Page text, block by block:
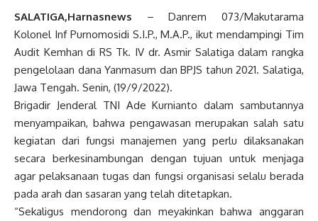
SALATIGA,Harnasnews – Danrem 073/Makutarama
Kolonel Inf Purnomosidi S.I.P., M.A.P., ikut mendampingi Tim
Audit Kemhan di RS Tk. IV dr. Asmir Salatiga dalam rangka
pengelolaan dana Yanmasum dan BPJS tahun 2021. Salatiga,
Jawa Tengah. Senin, (19/9/2022).
Brigadir Jenderal TNI Ade Kurnianto dalam sambutannya
menyampaikan, bahwa pengawasan merupakan salah satu
kegiatan dari fungsi manajemen yang perlu dilaksanakan
secara berkesinambungan dengan tujuan untuk menjaga
agar pelaksanaan tugas dan fungsi organisasi selalu berada
pada arah dan sasaran yang telah ditetapkan.
“Sekaligus mendorong dan meyakinkan bahwa anggaran